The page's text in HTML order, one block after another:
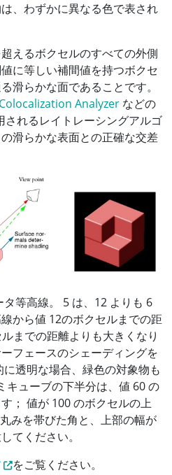
、わずかに異なる色で表され
えるボクセルのすべての外側
に等しい補間値を持つボクセ
滑らかな面であることです。
Colocalization Analyzer などの
れるレイトレーシングアルゴ
滑らかな表面との正確な交差
等高線。 5 は、12 よりも 6
から値 12のボクセルまでの距
までの距離よりも大きくなり
フェースのシェーディングを
透明な場合、緑色の対象物も
キューブの下半分は、値 60 の
； 値が 100 のボクセルの上
みを帯びた角と、上部の幅が
てください。
をご覧ください。